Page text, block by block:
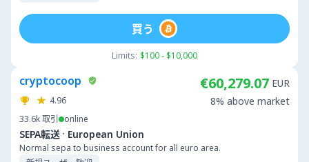
Limits: $100 - $10,000
買う
cryptocoop
4.96
33.6k取引 online
SEPA転送 · European Union
Normal sepa to business account for all euro area.
€60,279.07 EUR
8% above market